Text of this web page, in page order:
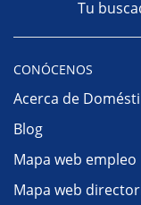
Tu
CONÓCENOS
Acerca de
Blog
Mapa web empleo
Mapa web